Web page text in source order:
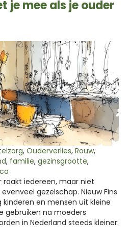
je mee als je ouder
, Ouderverlies, Rouw,
, familie, gezinsgrootte,
raakt iedereen, maar niet
gezelschap. Nieuw Fins
en mensen uit kleine
gebruiken na moeders
in Nederland steeds kleiner.